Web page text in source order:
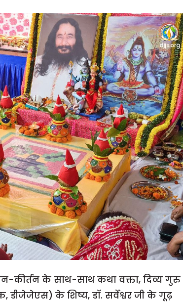
कीर्तन के साथ-साथ कथा वक्ता, दिव्य गुरु
डीजेजेएस) के शिष्य, डॉ. सर्वेश्वर जी के गूढ़